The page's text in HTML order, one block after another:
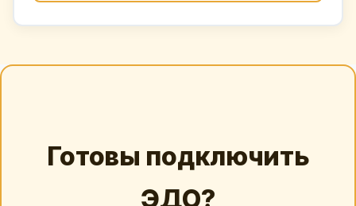
Готовы подключить
ЭДО?